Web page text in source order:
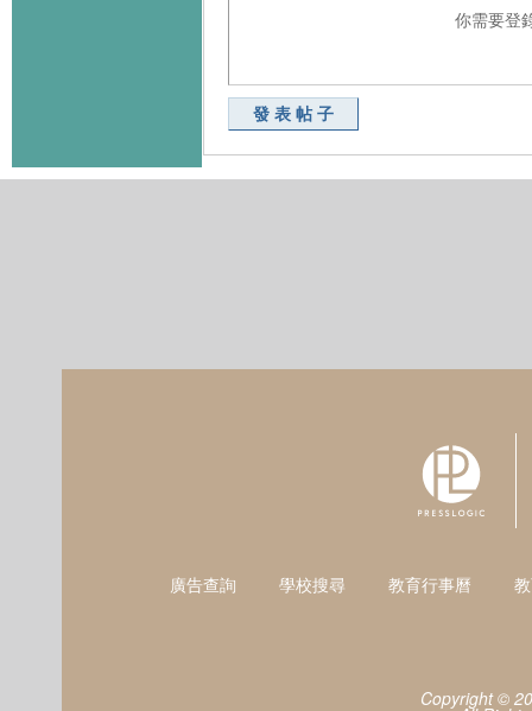
你需要登
發表帖子
廣告查詢 學校搜尋 教育行事曆
Copyright ©